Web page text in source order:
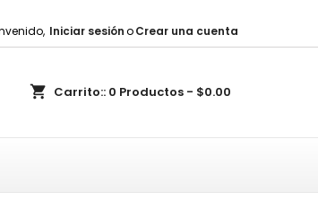
Iniciar sesiónoCrear una cuenta
shopping_cart Carrito:: 0 Productos - $0.00